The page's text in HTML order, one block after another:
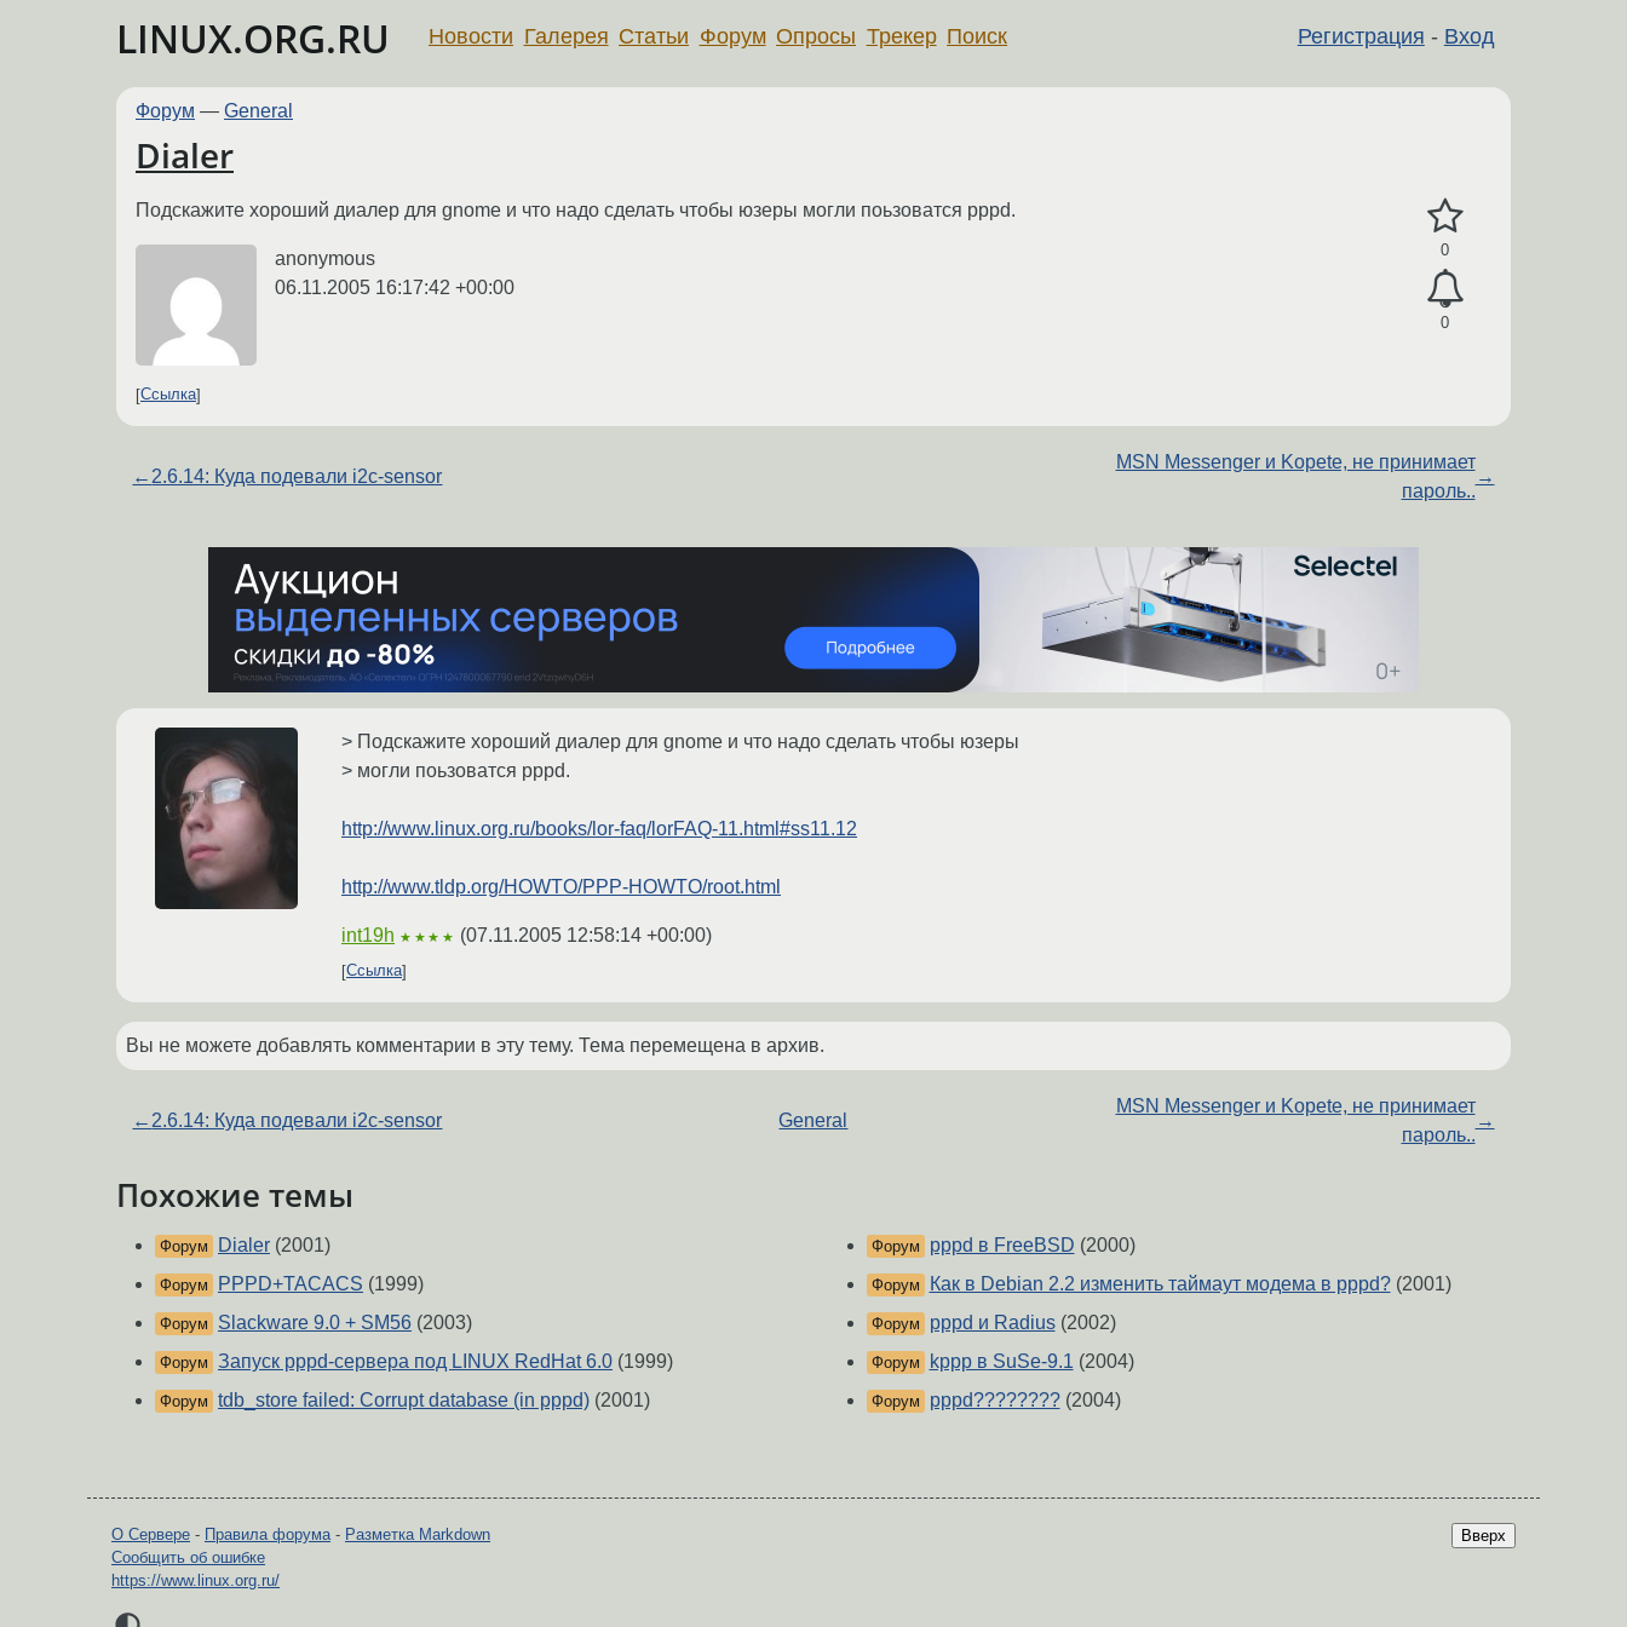
LINUX.ORG.RU Регистрация - Вход
Новости Галерея Статьи Форум Опросы Трекер Поиск
Форум — General
Dialer
0
0
Подскажите хороший диалер для gnome и что надо сделать чтобы юзеры могли поьзоватся pppd.
anonymous
06.11.2005 16:17:42 +00:00
Ссылка
← 2.6.14: Куда подевали i2c-sensor
MSN Messenger и Kopete, не принимает
пароль..
→
> Подскажите хороший диалер для gnome и что надо сделать чтобы юзеры
> могли поьзоватся pppd.
http://www.linux.org.ru/books/lor-faq/lorFAQ-11.html#ss11.12
http://www.tldp.org/HOWTO/PPP-HOWTO/root.html
int19h ★★★★ (07.11.2005 12:58:14 +00:00)
Ссылка
Вы не можете добавлять комментарии в эту тему. Тема перемещена в архив.
← 2.6.14: Куда подевали i2c-sensor General
MSN Messenger и Kopete, не принимает
пароль..
→
Похожие темы
Форум Dialer (2001)
Форум PPPD+TACACS (1999)
Форум Slackware 9.0 + SM56 (2003)
Форум Запуск pppd-сервера под LINUX RedHat 6.0 (1999)
Форум tdb_store failed: Corrupt database (in pppd) (2001)
Форум pppd в FreeBSD (2000)
Форум Как в Debian 2.2 изменить таймаут модема в pppd?(2001)
Форум pppd и Radius(2002)
Форум kppp в SuSe-9.1 (2004)
Форум pppd????????(2004)
Вверх
О Сервере - Правила форума- Разметка Markdown
Сообщить об ошибке
https://www.linux.org.ru/